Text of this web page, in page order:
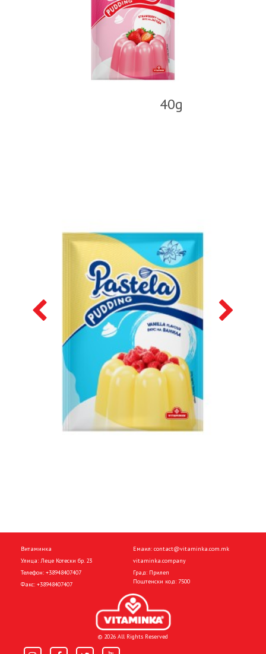
40g
Витаминка
Улица: Леце Котески бр. 23
Телефон: +38948407407
Факс: +38948407407
Емаил: contact@vitaminka.com.mk
vitaminka.company
Град: Прилеп
Поштенски код: 7500
© 2026 All Rights Reserved